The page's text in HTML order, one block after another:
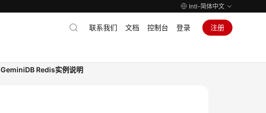
Intl-简体中文
联系我们 文档 控制台 登录 注册
GeminiDB Redis实例说明